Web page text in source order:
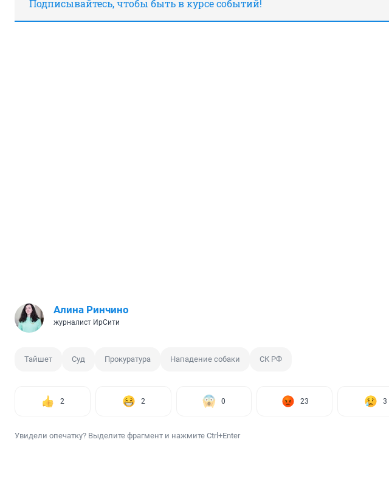
Подписывайтесь, чтобы быть в курсе событий!
Алина Ринчино
журналист ИрСити
Тайшет Суд Прокуратура Нападение собаки СК РФ
2 2 0 23 3
Увидели опечатку? Выделите фрагмент и нажмите Ctrl+Enter